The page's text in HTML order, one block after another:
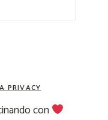
PRIVACY
con